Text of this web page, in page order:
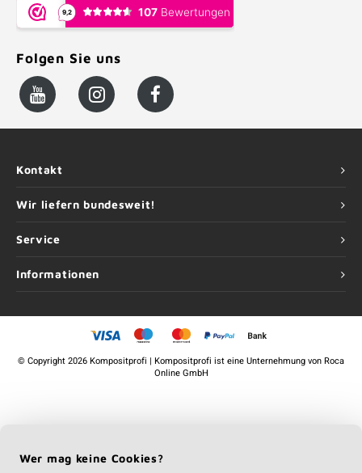
Folgen Sie uns
Kontakt
Wir liefern bundesweit!
Service
Informationen
©Copyright2026 Kompositprofi | Kompositprofi ist eine Unternehmung vonRoca
Online GmbH
Wer mag keine Cookies?